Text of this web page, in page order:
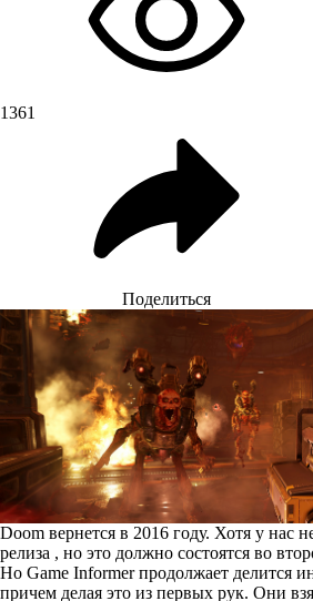
1361
Поделиться
Doom вернется в 2016 году. Хотя у нас
релиза , но это должно состоятся во
Но Game Informer продолжает делится
причем делая это из первых рук. Они